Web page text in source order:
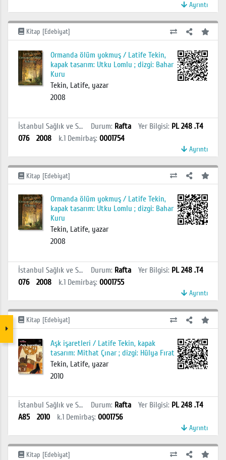
Ayrıntı
Kitap [Edebiyat]
Ormanda ölüm yokmuş / Latife Tekin,
kapak tasarım: Utku Lomlu ; dizgi: Bahar
Kuru
Tekin, Latife, yazar
2008
İstanbul Sağlık ve Sosyal Bilimler MYO Kütüphanesi Durum: Rafta Yer Bilgisi: PL 248 .T4
O76
2008 k.1 Demirbaş: 0001754
Ayrıntı
Kitap [Edebiyat]
Ormanda ölüm yokmuş / Latife Tekin,
kapak tasarım: Utku Lomlu ; dizgi: Bahar
Kuru
Tekin, Latife, yazar
2008
İstanbul Sağlık ve Sosyal Bilimler MYO Kütüphanesi Durum: Rafta Yer Bilgisi: PL 248 .T4
O76
2008 k.1 Demirbaş: 0001755
Ayrıntı
Kitap [Edebiyat]
Aşk işaretleri / Latife Tekin, kapak
tasarım: Mithat Çınar ; dizgi: Hülya Fırat
Tekin, Latife, yazar
2010
İstanbul Sağlık ve Sosyal Bilimler MYO Kütüphanesi Durum: Rafta Yer Bilgisi: PL 248 .T4
A85
2010 k.1 Demirbaş: 0001756
Ayrıntı
Kitap [Edebiyat]